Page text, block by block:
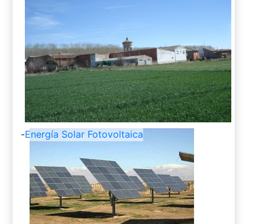
-Energía Solar Fotovoltaica